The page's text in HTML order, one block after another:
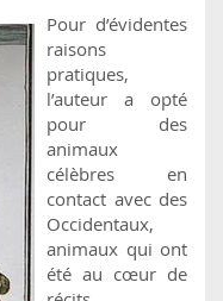
Pour d’évidentes
raisons
pratiques,
l’auteur a opté
pour des
animaux
célèbres en
contact avec des
Occidentaux,
animaux qui ont
été au cœur de